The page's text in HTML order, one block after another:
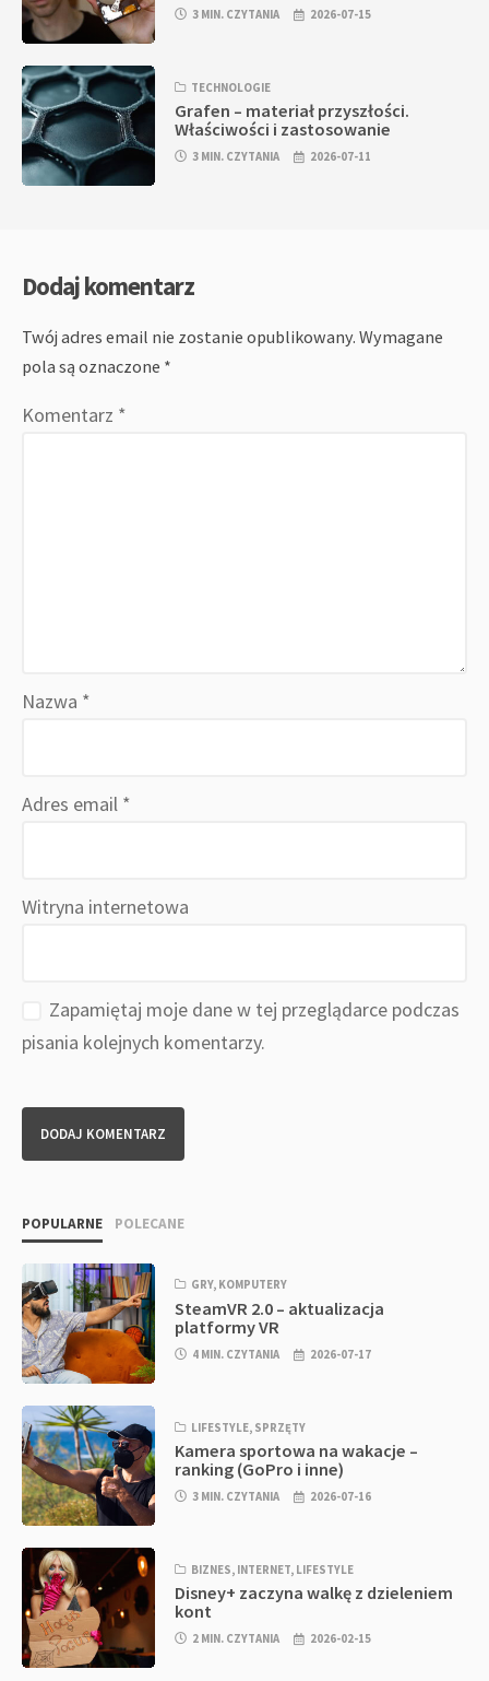
3 MIN. CZYTANIA 2026-07-15
TECHNOLOGIE
Grafen – materiał przyszłości.
Właściwości i zastosowanie
3 MIN. CZYTANIA 2026-07-11
Dodaj komentarz
Twój adres email nie zostanie opublikowany. Wymagane
pola są oznaczone *
Komentarz *
Nazwa *
Adres email *
Witryna internetowa
Zapamiętaj moje dane w tej przeglądarce podczas
pisania kolejnych komentarzy.
POPULARNE POLECANE
GRY, KOMPUTERY
SteamVR 2.0 – aktualizacja
platformy VR
4 MIN. CZYTANIA 2026-07-17
LIFESTYLE, SPRZĘTY
Kamera sportowa na wakacje –
ranking (GoPro i inne)
3 MIN. CZYTANIA 2026-07-16
BIZNES, INTERNET, LIFESTYLE
Disney+ zaczyna walkę z dzieleniem
kont
2 MIN. CZYTANIA 2026-02-15